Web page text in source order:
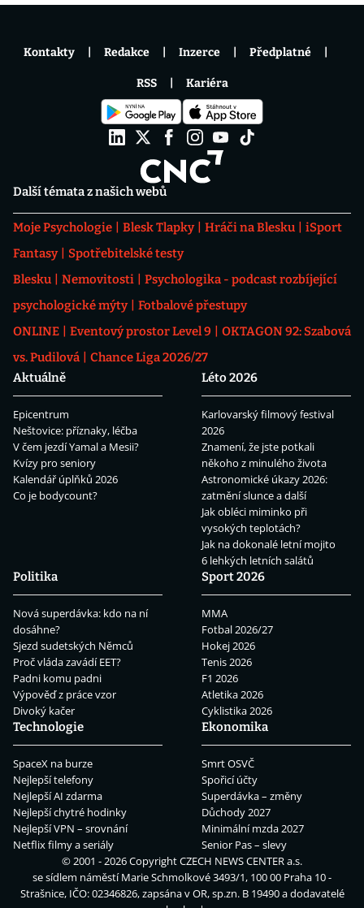
Další témata z našich webů
Moje Psychologie Blesk Tlapky Hráči na Blesku
iSport
Fantasy
Spotřebitelské testy
Blesku
Nemovitosti
Psychologika - podcast rozbíjející
psychologické mýty
Fotbalové přestupy
ONLINE
Eventový prostor Level 9
OKTAGON 92: Szabová
vs. Pudilová
Chance Liga 2026/27
Aktuálně
Epicentrum
Neštovice: příznaky, léčba
V čem jezdí Yamal a Mesii?
Kvízy pro seniory
Kalendář úplňků 2026
Co je bodycount?
Léto 2026
Karlovarský filmový festival
2026
Znamení, že jste potkali
někoho z minulého života
Astronomické úkazy 2026:
zatmění slunce a další
Jak obléci miminko při
vysokých teplotách?
Jak na dokonalé letní mojito
6 lehkých letních salátů
Politika
Nová superdávka: kdo na ní
dosáhne?
Sjezd sudetských Němců
Proč vláda zavádí EET?
Padni komu padni
Výpověď z práce vzor
Divoký kačer
Sport 2026
MMA
Fotbal 2026/27
Hokej 2026
Tenis 2026
F1 2026
Atletika 2026
Cyklistika 2026
Technologie
SpaceX na burze
Nejlepší telefony
Nejlepší AI zdarma
Nejlepší chytré hodinky
Nejlepší VPN – srovnání
Netflix filmy a seriály
Ekonomika
Smrt OSVČ
Spořicí účty
Superdávka – změny
Důchody 2027
Minimální mzda 2027
Senior Pas – slevy
Kontakty Redakce Inzerce Předplatné
RSS Kariéra
© 2001 - 2026 CopyrightCZECH NEWS CENTER a.s.
se sídlem náměstí Marie Schmolkové 3493/1, 100 00 Praha 10 -
Strašnice, IČO: 02346826, zapsána v OR, sp.zn. B 19490 a dodavatelé